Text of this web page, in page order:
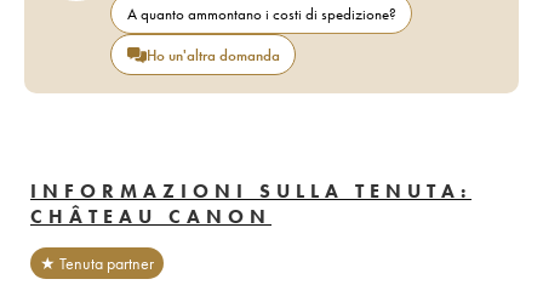
A quanto ammontano i costi di spedizione?
Ho un'altra domanda
INFORMAZIONI SULLA TENUTA:
CHÂTEAU CANON
★ Tenuta partner